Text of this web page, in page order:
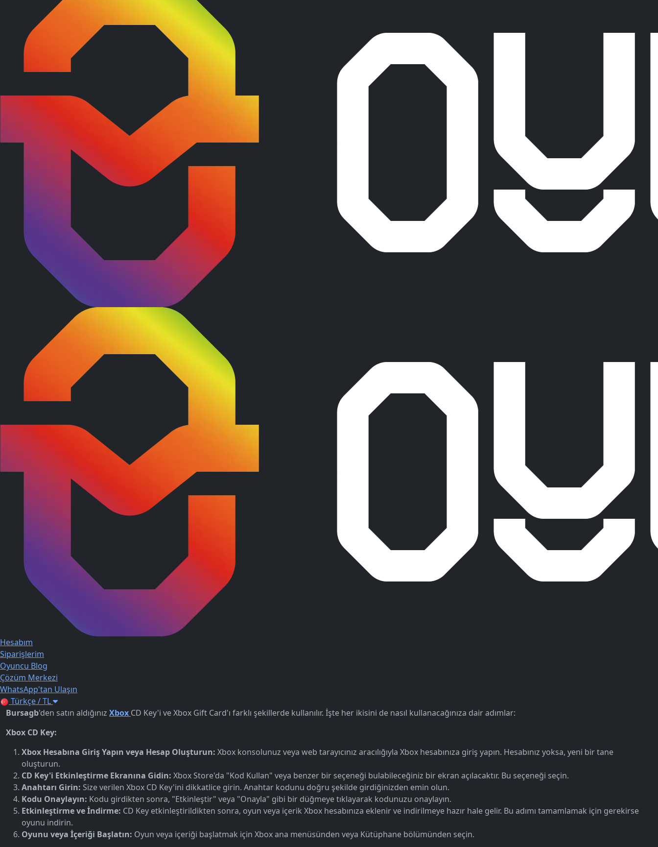
Hesabım
Siparişlerim
Oyuncu Blog
Çözüm Merkezi
WhatsApp'tan Ulaşın
Türkçe / TL
Bursagb'den satın aldığınız Xbox CD Key'i ve Xbox Gift Card'ı farklı şekillerde kullanılır. İşte her ikisini de nasıl kullanacağınıza dair adımlar:
Xbox CD Key:
Xbox Hesabına Giriş Yapın veya Hesap Oluşturun: Xbox konsolunuz veya web tarayıcınız aracılığıyla Xbox hesabınıza giriş yapın. Hesabınız yoksa, yeni bir tane
oluşturun.
CD Key'i Etkinleştirme Ekranına Gidin: Xbox Store'da "Kod Kullan" veya benzer bir seçeneği bulabileceğiniz bir ekran açılacaktır. Bu seçeneği seçin.
Anahtarı Girin: Size verilen Xbox CD Key'ini dikkatlice girin. Anahtar kodunu doğru şekilde girdiğinizden emin olun.
Kodu Onaylayın: Kodu girdikten sonra, "Etkinleştir" veya "Onayla" gibi bir düğmeye tıklayarak kodunuzu onaylayın.
Etkinleştirme ve İndirme: CD Key etkinleştirildikten sonra, oyun veya içerik Xbox hesabınıza eklenir ve indirilmeye hazır hale gelir. Bu adımı tamamlamak için gerekirse
oyunu indirin.
Oyunu veya İçeriği Başlatın: Oyun veya içeriği başlatmak için Xbox ana menüsünden veya Kütüphane bölümünden seçin.